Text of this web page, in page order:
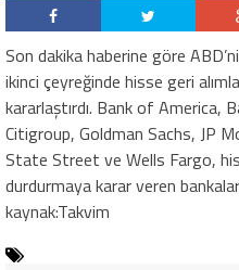
Son dakika haberine göre
ikinci çeyreğinde hisse geri
kararlaştırdı. Bank of America,
Citigroup, Goldman Sachs, JP
State Street ve Wells Fargo,
durdurmaya karar veren
kaynak:Takvim